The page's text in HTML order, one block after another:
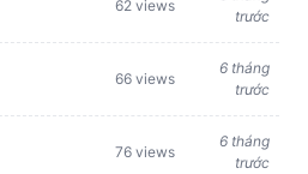
62 views
trước
66 views
6 tháng
trước
76 views
6 tháng
trước